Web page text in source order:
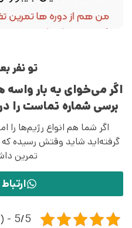
تو نفر
اگر می‌خوای یه بار
برسی شماره تماست را
اگر شما هم انواع رژیم‌ها را
گرفته‌اید شاید وقتش رسیده که
تمرین
5/5 - (1 امتیاز)